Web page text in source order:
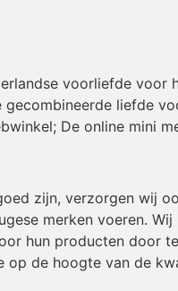
voorliefde voor
liefde
De online mini
zijn, verzorgen wij
merken voeren.
hun producten door
de hoogte van de